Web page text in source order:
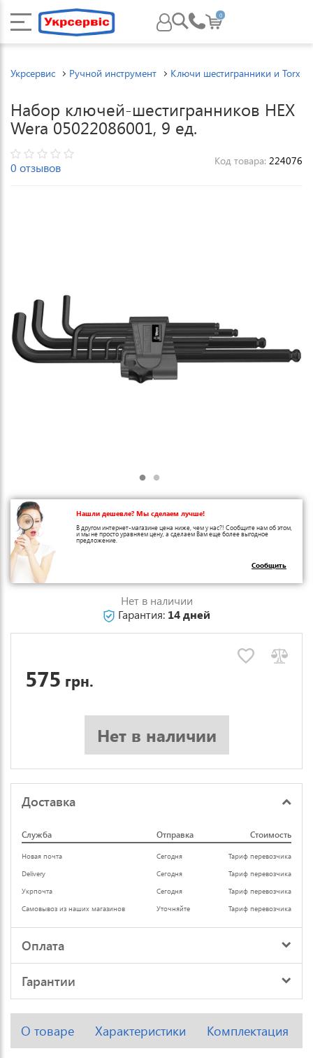
0
Укрсервис Ручной инструмент Ключи шестигранники и Torx
Набор ключей-шестигранников HEX
Wera 05022086001, 9 ед.
0 отзывов Код товара: 224076
Нашли дешевле? Мы сделаем лучше!
В другом интернет-магазине цена ниже, чем у нас?! Сообщите нам об этом,
и мы не просто уравняем цену, а сделаем Вам еще более выгодное
предложение.
Сообщить
Нет в наличии
Гарантия: 14 дней
575 грн.
Нет в наличии
Доставка
Служба Отправка Стоимость
Новая почта Сегодня
Тариф перевозчика
Delivery
Сегодня
Тариф перевозчика
Укрпочта
Сегодня
Тариф перевозчика
Самовывоз из наших магазинов
Уточняйте Тариф перевозчика
Оплата
Гарантии
О товаре Характеристики Комплектация